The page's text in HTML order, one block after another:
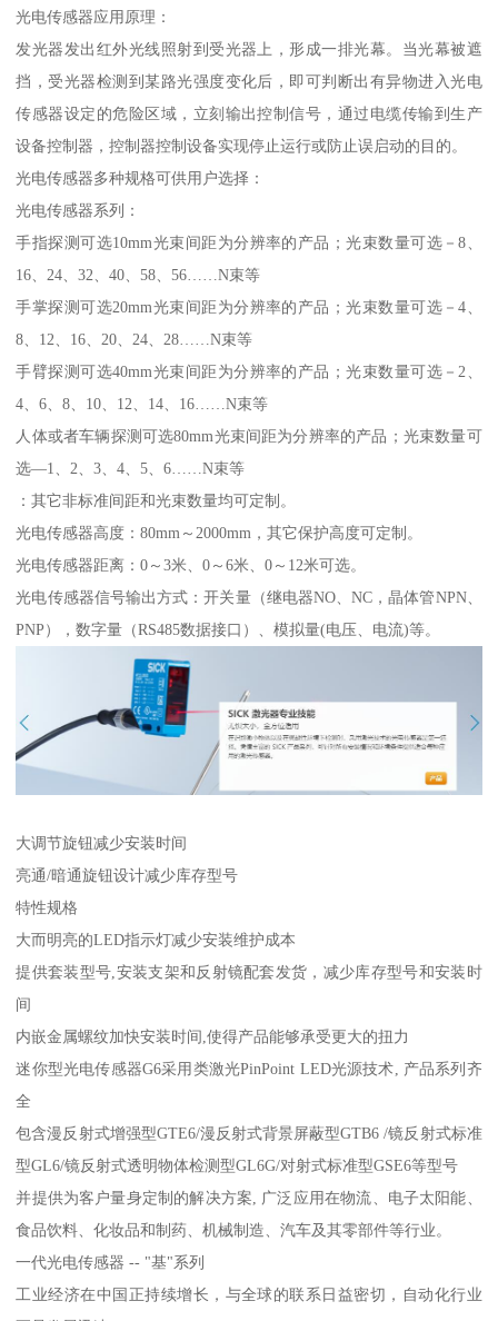
光电传感器应用原理：
发光器发出红外光线照射到受光器上，形成一排光幕。当光幕被遮
挡，受光器检测到某路光强度变化后，即可判断出有异物进入光电
传感器设定的危险区域，立刻输出控制信号，通过电缆传输到生产
设备控制器，控制器控制设备实现停止运行或防止误启动的目的。
光电传感器多种规格可供用户选择：
光电传感器系列：
手指探测可选10mm光束间距为分辨率的产品；光束数量可选－8、
16、24、32、40、58、56……N束等
手掌探测可选20mm光束间距为分辨率的产品；光束数量可选－4、
8、12、16、20、24、28……N束等
手臂探测可选40mm光束间距为分辨率的产品；光束数量可选－2、
4、6、8、10、12、14、16……N束等
人体或者车辆探测可选80mm光束间距为分辨率的产品；光束数量可
选—1、2、3、4、5、6……N束等
：其它非标准间距和光束数量均可定制。
光电传感器高度：80mm～2000mm，其它保护高度可定制。
光电传感器距离：0～3米、0～6米、0～12米可选。
光电传感器信号输出方式：开关量（继电器NO、NC，晶体管NPN、
PNP），数字量（RS485数据接口）、模拟量(电压、电流)等。
大调节旋钮减少安装时间
亮通/暗通旋钮设计减少库存型号
特性规格
大而明亮的LED指示灯减少安装维护成本
提供套装型号,安装支架和反射镜配套发货，减少库存型号和安装时
间
内嵌金属螺纹加快安装时间,使得产品能够承受更大的扭力
迷你型光电传感器G6采用类激光PinPoint LED光源技术, 产品系列齐
全
包含漫反射式增强型GTE6/漫反射式背景屏蔽型GTB6 /镜反射式标准
型GL6/镜反射式透明物体检测型GL6G/对射式标准型GSE6等型号
并提供为客户量身定制的解决方案, 广泛应用在物流、电子太阳能、
食品饮料、化妆品和制药、机械制造、汽车及其零部件等行业。
一代光电传感器 -- "基"系列
工业经济在中国正持续增长，与全球的联系日益密切，自动化行业